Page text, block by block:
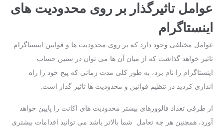
عوامل تاثیرگذار بر روی محدودیت‌ های
اینستاگرام
عوامل مختلفی وجود دارد که بر روی محدودیت ها و قوانین اینستاگرام
تاثیر خواهد گذاشت که از میان آن ها می توان در سنین حساب
اینستاگرام را نام برد، به طور کلی مدت‌ زمانی که پیج خود را راه
‌اندازی کردید در تنظیم قوانین و محدودیت ها تاثیر گذار است.
از طرفی تعداد فالوورهای بیشتر محدودیت ‌های اکانت را پایین خواهد
آورد، همچنین هر چه تعامل شما بالاتر باشد می ‌توانید اقدامات بیشتری